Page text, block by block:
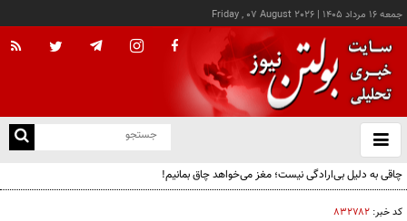
جمعه ۱۶ مرداد ۱۴۰۵ |
Friday , 07 August 2026
باز
و
چاقی به دلیل بی‌ارادگی نیست؛ مغز می‌خواهد چاق بمانیم!
کد خبر: ۸۳۲۷۸۲